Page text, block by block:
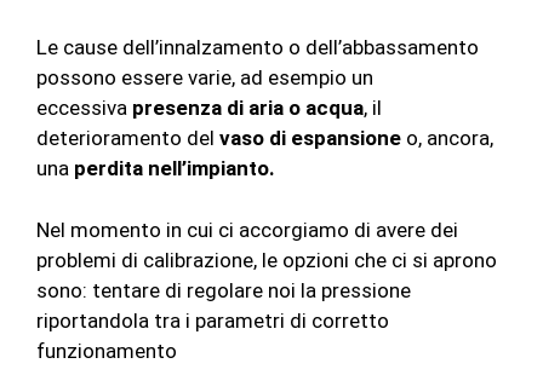
Le cause dell’innalzamento o dell’abbassamento
possono essere varie, ad esempio un
eccessiva presenza di aria o acqua, il
deterioramento del vaso di espansione o, ancora,
una perdita nell’impianto.
Nel momento in cui ci accorgiamo di avere dei
problemi di calibrazione, le opzioni che ci si aprono
sono: tentare di regolare noi la pressione
riportandola tra i parametri di corretto
funzionamento